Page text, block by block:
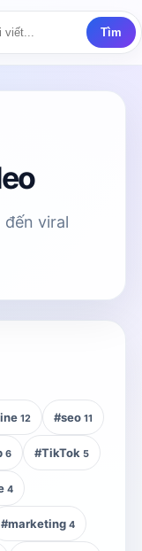
Tìm
đến viral
12 #seo 11
6 #TikTok 5
4
#marketing 4